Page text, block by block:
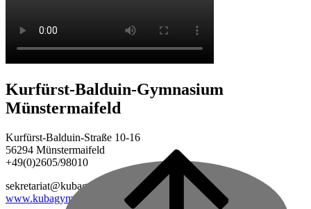
top
Kurfürst-Balduin-Gymnasium
Münstermaifeld
Kurfürst-Balduin-Straße 10-16
56294 Münstermaifeld
+49(0)2605/98010
sekretariat@kubagym.de
www.kubagym.org